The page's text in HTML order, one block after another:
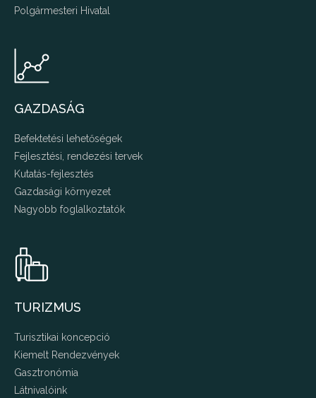
Polgármesteri Hivatal
GAZDASÁG
Befektetési lehetőségek
Fejlesztési, rendezési tervek
Kutatás-fejlesztés
Gazdasági környezet
Nagyobb foglalkoztatók
TURIZMUS
Turisztikai koncepció
Kiemelt Rendezvények
Gasztronómia
Látnivalóink